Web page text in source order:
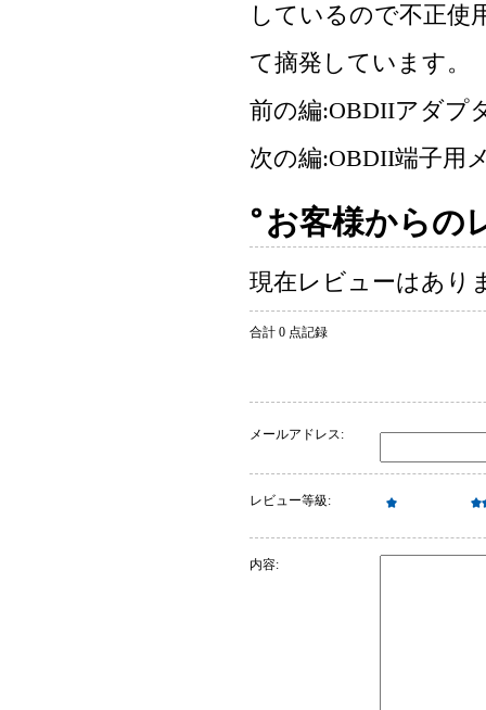
しているので不正使
て摘発しています。
前の編:OBDIIアダプ
次の編:OBDII端子用
お客様からの
現在レビューはあり
合計 0 点記録
メールアドレス:
レビュー等級:
内容: